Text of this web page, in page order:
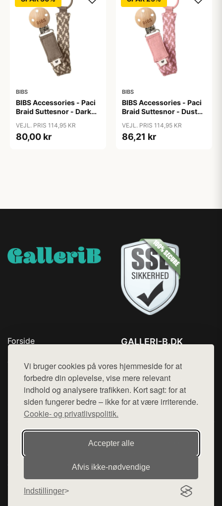
Vi bruger cookies på vores hjemmeside for at
forbedre din oplevelse, vise mere relevant
indhold og analysere trafikken. Kort sagt: for at
siden fungerer bedre – ikke for at være irriterende.
Cookie- og privatlivspolitik.
Accepter alle
Afvis ikke‑nødvendige
Indstillinger
BIBS
BIBS Accessories - Paci
Braid Suttesnor - Dark
VEJL. PRIS 114,95 KR
80,00 kr
BIBS
BIBS Accessories - Paci
Braid Suttesnor - Dusty
VEJL. PRIS 114,95 KR
86,21 kr
Forside
Top Rabatter
Blog
Kontakt
GALLERI-B.DK
Mail: hej@want.dk
Cookie- og privatlivspolitik
Denne side er en del af want.dk, der udgiver en række
hjemmesider med præsentation af forskellige produkter fra
diverse webshops. Der sælges ikke varer fra denne side - vi
henviser til de shops, som sælger varen. Vi har heller ikke
varerne på lager.